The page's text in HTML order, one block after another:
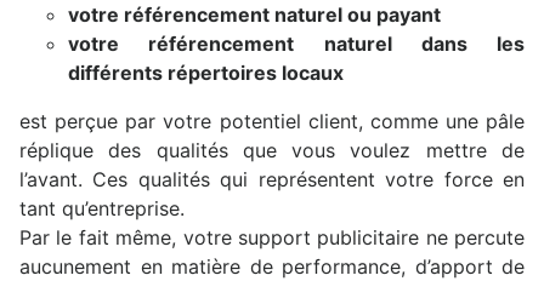
votre référencement naturel ou payant
votre référencement naturel dans les
différents répertoires locaux
est perçue par votre potentiel client, comme une pâle
réplique des qualités que vous voulez mettre de
l’avant. Ces qualités qui représentent votre force en
tant qu’entreprise.
Par le fait même, votre support publicitaire ne percute
aucunement en matière de performance, d’apport de